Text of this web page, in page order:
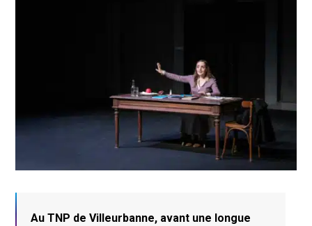
Au TNP de Villeurbanne, avant une longue